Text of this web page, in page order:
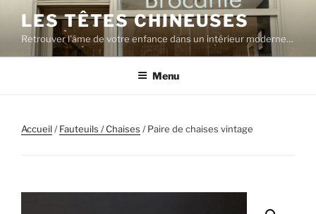
contenu
principal
LES TÊTES CHINEUSES
Retrouver l'âme de votre enfance dans un intérieur moderne…
Menu
Accueil/Fauteuils / Chaises / Paire de chaises vintage